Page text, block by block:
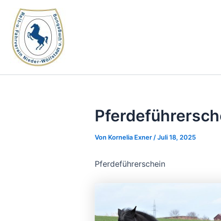
Inhalt
springen
Von Kornelia Exner /Juli 18, 2025
Pferdeführerschein